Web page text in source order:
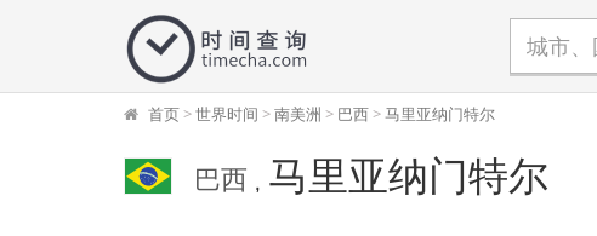
首页>世界时间 >南美洲 > 巴西>马里亚纳门特尔
巴西 , 马里亚纳门特尔